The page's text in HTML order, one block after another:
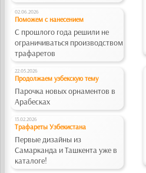
02.06.2026
Поможем с нанесением
С прошлого года решили не
ограничиваться производством
трафаретов
22.05.2026
Продолжаем узбекскую тему
Парочка новых орнаментов в
Арабесках
13.02.2026
Трафареты Узбекистана
Первые дизайны из
Самарканда и Ташкента уже в
каталоге!